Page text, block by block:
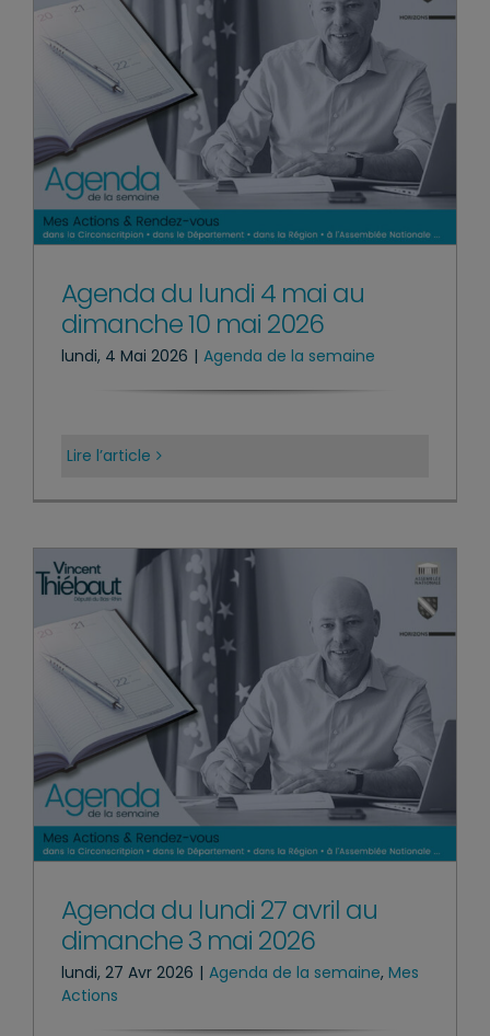
Agenda du lundi 4 mai au
dimanche 10 mai 2026
lundi, 4 Mai 2026 | Agenda de la semaine
Lire l’article
Agenda du lundi 27 avril au
dimanche 3 mai 2026
lundi, 27 Avr 2026 | Agenda de la semaine, Mes
Actions